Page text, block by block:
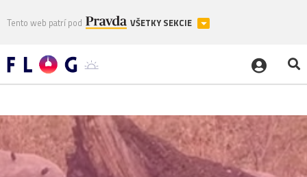
Tento web patrí pod VŠETKY SEKCIE